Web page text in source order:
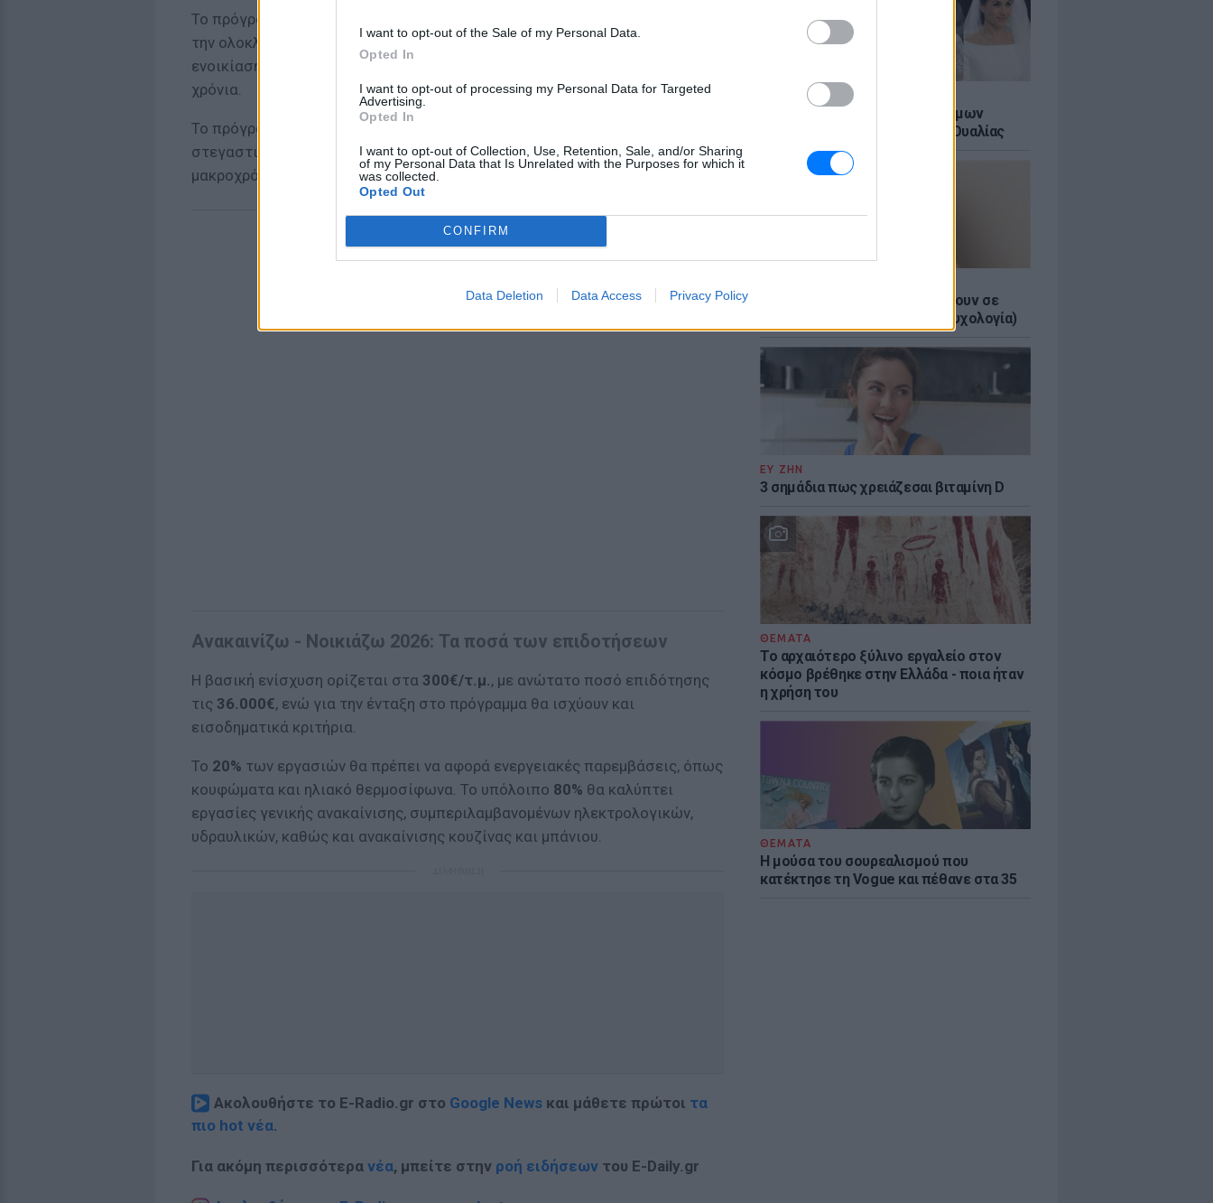
I want to opt-out of the Sale of my Personal Data.
Opted In
I want to opt-out of processing my Personal Data for Targeted
Advertising.
Opted In
I want to opt-out of Collection, Use, Retention, Sale, and/or Sharing
of my Personal Data that Is Unrelated with the Purposes for which it
was collected.
Opted Out
CONFIRM
Data Deletion Data Access Privacy Policy
ΘΕΜΑΤΑ
Το μυστικό των βασιλικών γάμων
κρύβεται σε ένα ορυχείο της Ουαλίας
Γιατί τα κομπλιμέντα σε φέρνουν σε
δύσκολη θέση (και τι λέει η ψυχολογία)
ΕΥ ΖΗΝ
3 σημάδια πως χρειάζεσαι βιταμίνη D
ΘΕΜΑΤΑ
Το αρχαιότερο ξύλινο εργαλείο στον
κόσμο βρέθηκε στην Ελλάδα - ποια ήταν
η χρήση του
ΘΕΜΑΤΑ
Η μούσα του σουρεαλισμού που
κατέκτησε τη Vogue και πέθανε στα 35
Το πρόγραμμα αφορά κατοικίες που έχουν ανεγερθεί
την ολοκλήρωση των εργασιών, τα ακίνητα θα πρέπει να διατεθούν προς
ενοικίαση για τουλάχιστον
χρόνια.
Το πρόγραμμα στοχεύει στην επαναφορά κλειστών ακινήτων στη
στεγαστική αγορά, ενισχύοντας την προσφορά κατοικιών προς
μακροχρόνια μίσθωση σε προσιτές τιμές.
Ανακαινίζω - Νοικιάζω 2026: Τα ποσά των επιδοτήσεων
Η βασική ενίσχυση ορίζεται στα 300€/τ.μ., με ανώτατο ποσό επιδότησης
τις 36.000€, ενώ για την ένταξη στο πρόγραμμα θα ισχύουν και
εισοδηματικά κριτήρια.
Το 20% των εργασιών θα πρέπει να αφορά ενεργειακές παρεμβάσεις, όπως
κουφώματα και ηλιακό θερμοσίφωνα. Το υπόλοιπο 80% θα καλύπτει
εργασίες γενικής ανακαίνισης, συμπεριλαμβανομένων ηλεκτρολογικών,
υδραυλικών, καθώς και ανακαίνισης κουζίνας και μπάνιου.
Ακολουθήστε το E-Radio.gr στο Google News και μάθετε πρώτοι τα
πιο hot νέα.
Για ακόμη περισσότερα νέα, μπείτε στην ροή ειδήσεων του E-Daily.gr